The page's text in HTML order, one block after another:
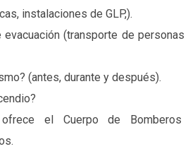
instalaciones de GLP,).
evacuación (transporte de personas
(antes, durante y después).
el Cuerpo de Bomberos